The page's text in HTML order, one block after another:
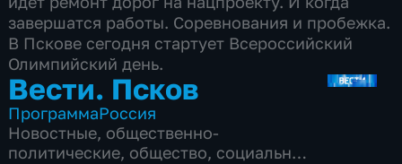
завершатся работы. Соревнования и пробежка.
В Пскове сегодня стартует Всероссийский
Олимпийский день.
Вести. Псков
ПрограммаРоссия
Новостные, общественно-
политические, общество, социально-